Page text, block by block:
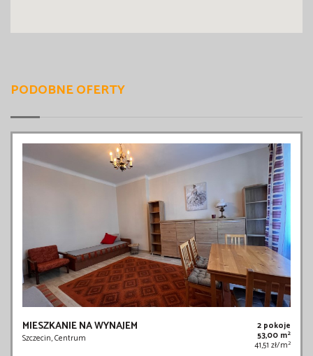
PODOBNE OFERTY
MIESZKANIE NA WYNAJEM
Szczecin, Centrum
2 pokoje
53,00 m2
41,51 zł/m2